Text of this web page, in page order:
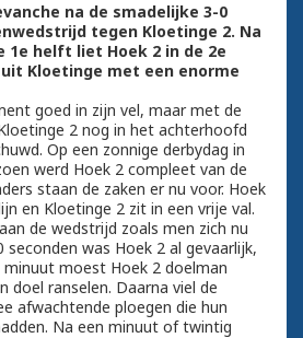
na de smadelijke 3-0
tegen Kloetinge 2. Na
1e helft liet Hoek 2 in de 2e
Kloetinge met een enorme
goed in zijn vel, maar met de
2 nog in het achterhoofd
Op een zonnige derbydag in
werd Hoek 2 compleet van de
staan de zaken er nu voor. Hoek
en Kloetinge 2 zit in een vrije val.
de wedstrijd zoals men zich nu
was Hoek 2 al gevaarlijk,
moest Hoek 2 doelman
doel ranselen. Daarna viel de
afwachtende ploegen die hun
Na een minuut of twintig